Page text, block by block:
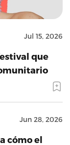
Jul 15, 2026
que
Jun 28, 2026
cómo el